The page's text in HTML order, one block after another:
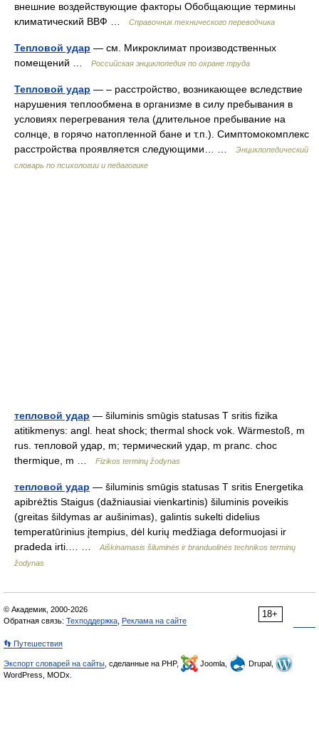
внешние воздействующие факторы Обобщающие термины
климатический ВВФ …
Справочник технического переводчика
Тепловой удар — см. Микроклимат производственных
помещений …
Российская энциклопедия по охране труда
Тепловой удар — – расстройство, возникающее вследствие
нарушения теплообмена в организме в силу пребывания в
условиях перегревания тела (длительное пребывание на
солнце, в горячо натопленной бане и т.п.). Симптомокомплекс
расстройства проявляется следующими… …
Энциклопедический
словарь по психологии и педагогике
тепловой удар — šiluminis smūgis statusas T sritis fizika
atitikmenys: angl. heat shock; thermal shock vok. Wärmestoß, m
rus. тепловой удар, m; термический удар, m pranc. choc
thermique, m …
Fizikos terminų žodynas
тепловой удар — šiluminis smūgis statusas T sritis Energetika
apibrėžtis Staigus (dažniausiai vienkartinis) šiluminis poveikis
(greitas šildymas ar aušinimas), galintis sukelti didelius
temperatūrinius įtempius, dėl kurių medžiaga deformuojasi ir
pradeda irti.… …
Aiškinamasis šiluminės ir branduolinės technikos terminų
žodynas
18+
© Академик, 2000-2026
Обратная связь: Техподдержка Реклама на сайте
👣 Путешествия
Экспорт словарей на сайты , сделанные на PHP, Joomla,
Drupal,
WordPress, MODx.